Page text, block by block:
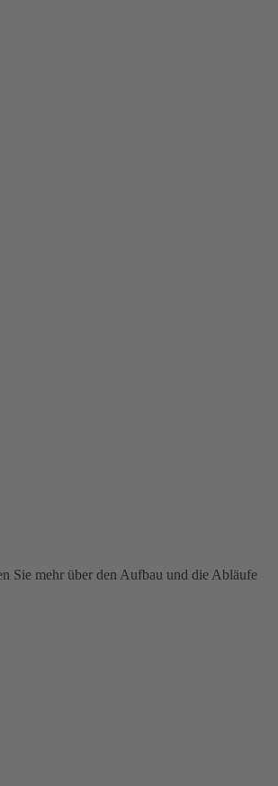
Sie mehr über den Aufbau und die Abläufe